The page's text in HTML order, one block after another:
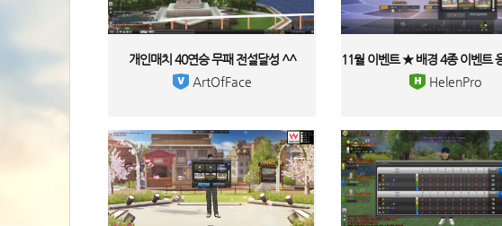
개인매치 40연승 무패 전설달성 ^^
ArtOfFace
HelenPro